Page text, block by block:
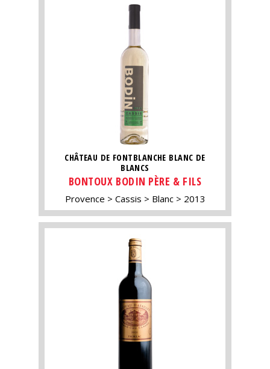
CHÂTEAU DE FONTBLANCHE BLANC DE
BLANCS
BONTOUX BODIN PÈRE & FILS
Provence Cassis Blanc 2013